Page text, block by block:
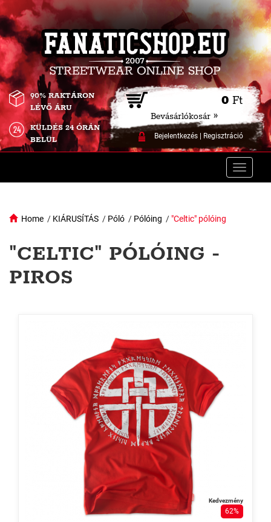
0 Ft
Bevásárlókosár »
Bejelentkezés| Regisztráció
90% RAKTÁRON
LÉVŐ ÁRU
KÜLDÉS 24 ÓRÁN
BELÜL
Toggle
Home / KIÁRUSÍTÁS / Póló / Pólóing / "Celtic" pólóing
"CELTIC" PÓLÓING -
PIROS
Kedvezmény
62%